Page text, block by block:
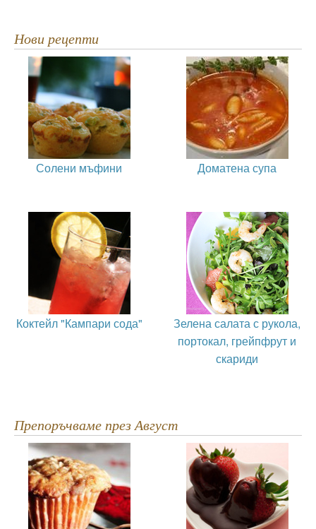
Нови рецепти
Солени мъфини Доматена супа
Коктейл "Кампари сода"
Зелена салата с рукола,
портокал, грейпфрут и
скариди
Препоръчваме през Август